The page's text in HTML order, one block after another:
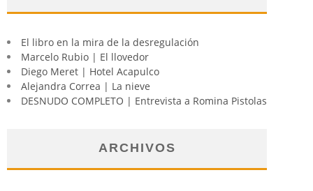
El libro en la mira de la desregulación
Marcelo Rubio | El llovedor
Diego Meret | Hotel Acapulco
Alejandra Correa | La nieve
DESNUDO COMPLETO | Entrevista a Romina Pistolas
ARCHIVOS